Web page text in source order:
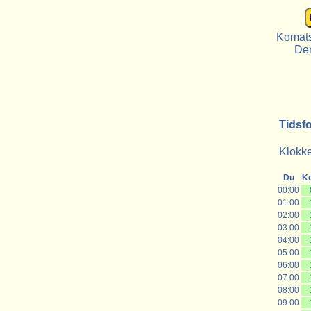
Du
00:00
01:00
02:00
03:00
04:00
05:00
06:00
07:00
08:00
09:00